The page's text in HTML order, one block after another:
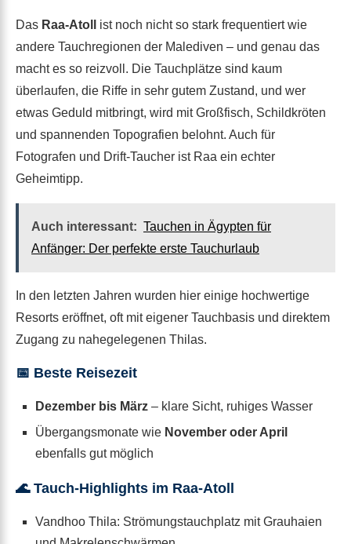
Das Raa-Atoll
ist noch nicht so stark frequentiert wie
andere Tauchregionen der Malediven – und genau das
macht es so reizvoll. Die Tauchplätze sind kaum
überlaufen, die Riffe in sehr gutem Zustand, und wer
etwas Geduld mitbringt, wird mit Großfisch, Schildkröten
und spannenden Topografien belohnt. Auch für
Fotografen und Drift-Taucher ist Raa ein echter
Geheimtipp.
Auch interessant: Tauchen in Ägypten für
Anfänger: Der perfekte erste Tauchurlaub
In den letzten Jahren wurden hier einige hochwertige
Resorts eröffnet, oft mit eigener Tauchbasis und direktem
Zugang zu nahegelegenen Thilas.
📅 Beste Reisezeit
Dezember bis März – klare Sicht, ruhiges Wasser
Übergangsmonate wie November oder April
ebenfalls gut möglich
🌊 Tauch-Highlights im Raa-Atoll
Vandhoo Thila: Strömungstauchplatz mit Grauhaien